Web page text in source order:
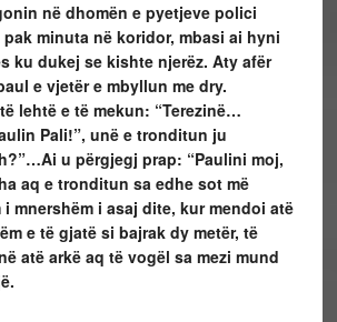
në dhomën e pyetjeve polici
minuta në koridor, mbasi ai hyni
ku dukej se kishte njerëz. Aty afër
e vjetër e mbyllun me dry.
lehtë e të mekun: “Terezinë…
Pali!”, unë e tronditun ju
u përgjegj prap: “Paulini moj,
aq e tronditun sa edhe sot më
mnershëm i asaj dite, kur mendoi atë
e të gjatë si bajrak dy metër, të
atë arkë aq të vogël sa mezi mund